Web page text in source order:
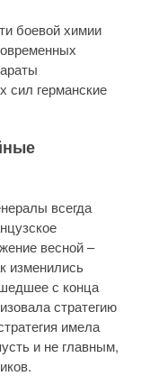
боевой химии
сил германские
всегда
весной –
изменились
с конца
стратегию
имела
и не главным,